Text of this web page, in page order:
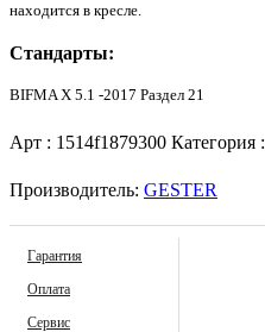
находится в кресле.
Стандарты:
BIFMA X 5.1 -2017 Раздел 21
Арт : 1514f1879300 Категория :
Производитель: GESTER
Гарантия
Оплата
Сервис